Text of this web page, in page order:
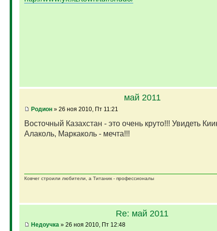
май 2011
Родион» 26 ноя 2010, Пт 11:21
Восточный Казахстан - это очень круто!!! Увидеть
Алаколь, Маркаколь - мечта!!!
Ковчег строили любители, а Титаник - профессионалы
Re: май 2011
Недоучка» 26 ноя 2010, Пт 12:48